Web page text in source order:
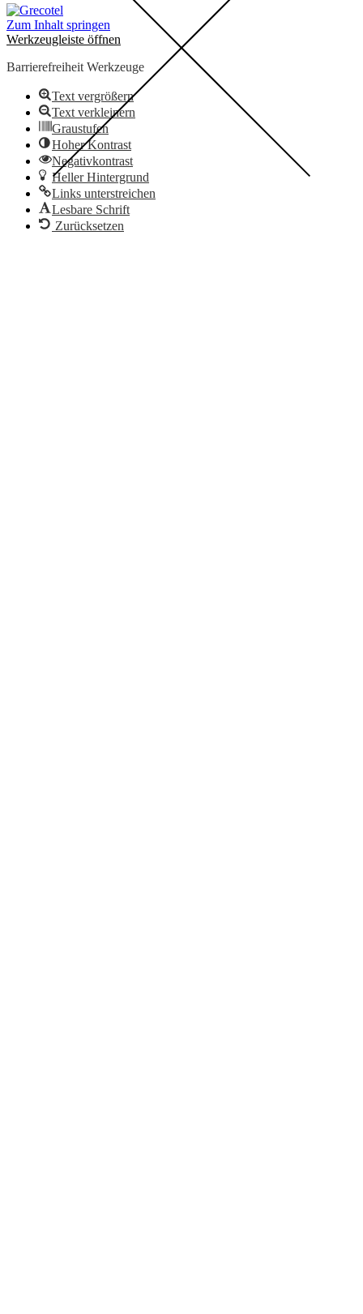
Zum Inhalt springen
Werkzeugleiste öffnen
Barrierefreiheit Werkzeuge
Text vergrößern
Text verkleinern
Graustufen
Hoher Kontrast
Negativkontrast
Heller Hintergrund
Links unterstreichen
Lesbare Schrift
Zurücksetzen